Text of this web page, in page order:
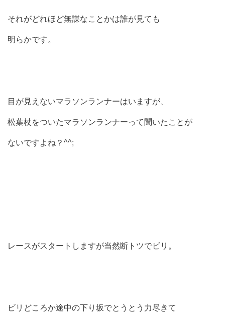
それがどれほど無謀なことかは誰が見ても
明らかです。
目が見えないマラソンランナーはいますが、
松葉杖をついたマラソンランナーって聞いたことが
ないですよね？^^;
レースがスタートしますが当然断トツでビリ。
ビリどころか途中の下り坂でとうとう力尽きて